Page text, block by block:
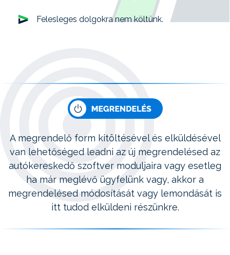
Felesleges dolgokra nem költünk.
A megrendelő form kitöltésével és elküldésével
van lehetőséged leadni az új megrendelésed az
autókereskedő szoftver moduljaira vagy esetleg
ha már meglévő ügyfelünk vagy, akkor a
megrendelésed módosítását vagy lemondását is
itt tudod elküldeni részünkre.